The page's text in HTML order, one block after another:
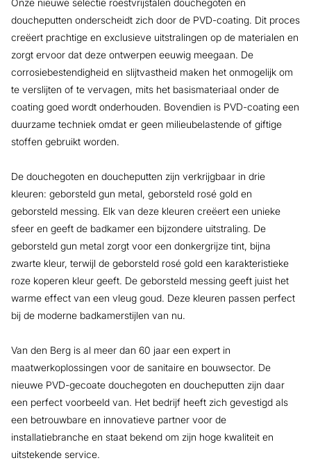
Onze nieuwe selectie roestvrijstalen douchegoten en
doucheputten onderscheidt zich door de PVD-coating. Dit proces
creëert prachtige en exclusieve uitstralingen op de materialen en
zorgt ervoor dat deze ontwerpen eeuwig meegaan. De
corrosiebestendigheid en slijtvastheid maken het onmogelijk om
te verslijten of te vervagen, mits het basismateriaal onder de
coating goed wordt onderhouden. Bovendien is PVD-coating een
duurzame techniek omdat er geen milieubelastende of giftige
stoffen gebruikt worden.
De douchegoten en doucheputten zijn verkrijgbaar in drie
kleuren: geborsteld gun metal, geborsteld rosé gold en
geborsteld messing. Elk van deze kleuren creëert een unieke
sfeer en geeft de badkamer een bijzondere uitstraling. De
geborsteld gun metal zorgt voor een donkergrijze tint, bijna
zwarte kleur, terwijl de geborsteld rosé gold een karakteristieke
roze koperen kleur geeft. De geborsteld messing geeft juist het
warme effect van een vleug goud. Deze kleuren passen perfect
bij de moderne badkamerstijlen van nu.
Van den Berg is al meer dan 60 jaar een expert in
maatwerkoplossingen voor de sanitaire en bouwsector. De
nieuwe PVD-gecoate douchegoten en doucheputten zijn daar
een perfect voorbeeld van. Het bedrijf heeft zich gevestigd als
een betrouwbare en innovatieve partner voor de
installatiebranche en staat bekend om zijn hoge kwaliteit en
uitstekende service.